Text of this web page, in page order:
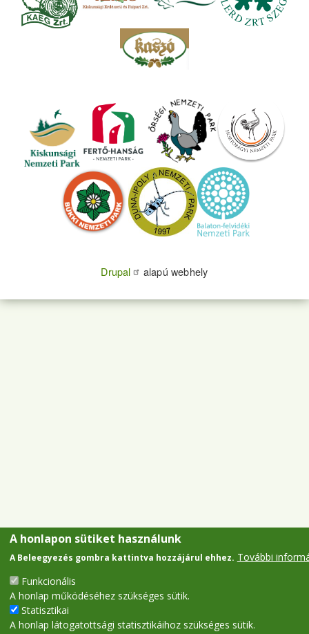
Drupal alapú webhely
A honlapon sütiket használunk
A Beleegyezés gombra kattintva hozzájárul ehhez. További
Funkcionális
A honlap működéséhez szükséges sütik.
Statisztikai
A honlap látogatottsági statisztikáihoz szükséges sütik.